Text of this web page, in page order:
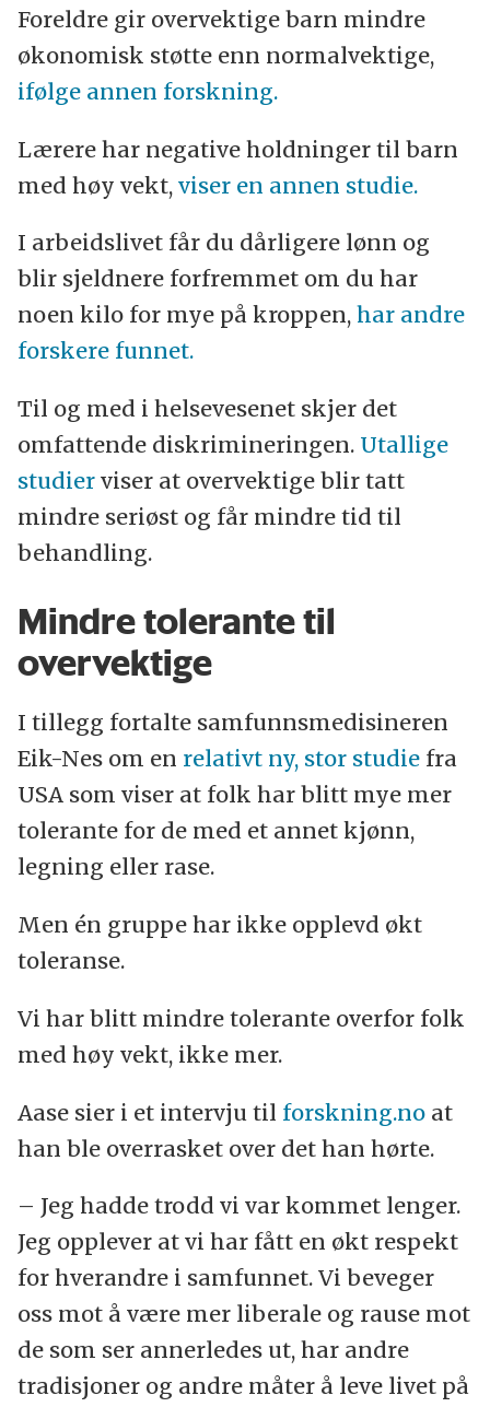
Foreldre gir overvektige barn mindre
økonomisk støtte enn normalvektige,
ifølge annen forskning.
Lærere har negative holdninger til barn
med høy vekt, viser en annen studie.
I arbeidslivet får du dårligere lønn og
blir sjeldnere forfremmet om du har
noen kilo for mye på kroppen, har andre
forskere funnet.
Til og med i helsevesenet skjer det
omfattende diskrimineringen. Utallige
studierviser at overvektige blir tatt
mindre seriøst og får mindre tid til
behandling.
Mindre tolerante til
overvektige
I tillegg fortalte samfunnsmedisineren
Eik-Nes om en relativt ny, stor studiefra
USA som viser at folk har blitt mye mer
tolerante for de med et annet kjønn,
legning eller rase.
Men én gruppe har ikke opplevd økt
toleranse.
Vi har blitt mindre tolerante overfor folk
med høy vekt, ikke mer.
Aase sier i et intervju til forskning.noat
han ble overrasket over det han hørte.
– Jeg hadde trodd vi var kommet lenger.
Jeg opplever at vi har fått en økt respekt
for hverandre i samfunnet. Vi beveger
oss mot å være mer liberale og rause mot
de som ser annerledes ut, har andre
tradisjoner og andre måter å leve livet på